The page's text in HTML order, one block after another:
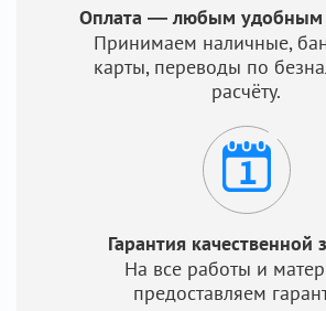
Оплата — любым удобным
Принимаем наличные,
карты, переводы по
расчёту.
Гарантия качественной
На все работы и
предоставляем